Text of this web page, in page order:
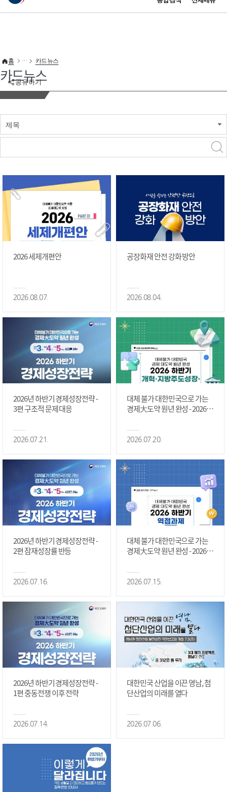
이 누리집은 대한민국 공식 전자정부 누리집입니다.
공유하기
홈 카드뉴스
카드뉴스
제목
2026 세제개편안
2026.08.07.
공장화재 안전 강화 방안
2026.08.04.
2026년 하반기 경제성장전략 -
3편 구조적 문제 대응
2026.07.21.
대체 불가 대한민국으로 가는
경제大도약 원년 완성 - 2026 하
정상화 #2편
2026.07.20.
2026년 하반기 경제성장전략 -
2편 잠재성장률 반등
2026.07.16.
대체 불가 대한민국으로 가는
경제大도약 원년 완성 - 2026 하
2026.07.15.
2026년 하반기 경제성장전략 -
1편 중동전쟁 이후 전략
2026.07.14.
대한민국 산업을 이끈 영남, 첨
단산업의 미래를 열다
2026.07.06.